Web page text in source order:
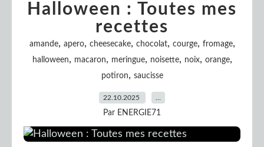
Halloween : Toutes mes
recettes
amande, apero, cheesecake, chocolat, courge, fromage,
halloween, macaron, meringue, noisette, noix, orange,
potiron, saucisse
22.10.2025
Par ENERGIE71